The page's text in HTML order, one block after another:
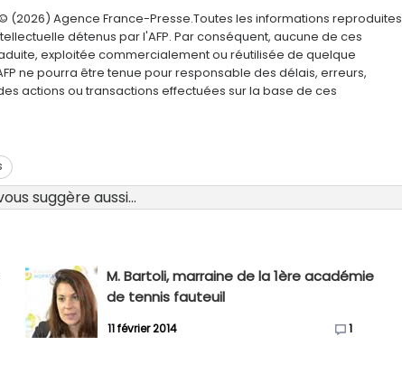
Agence France-Presse.Toutes les informations reproduites
détenus par l'AFP. Par conséquent, aucune de ces
exploitée commercialement ou réutilisée de quelque
ne pourra être tenue pour responsable des délais, erreurs,
actions ou transactions effectuées sur la base de ces
suggère aussi...
M. Bartoli, marraine de la 1ère académie
de tennis fauteuil
11 février 2014 1